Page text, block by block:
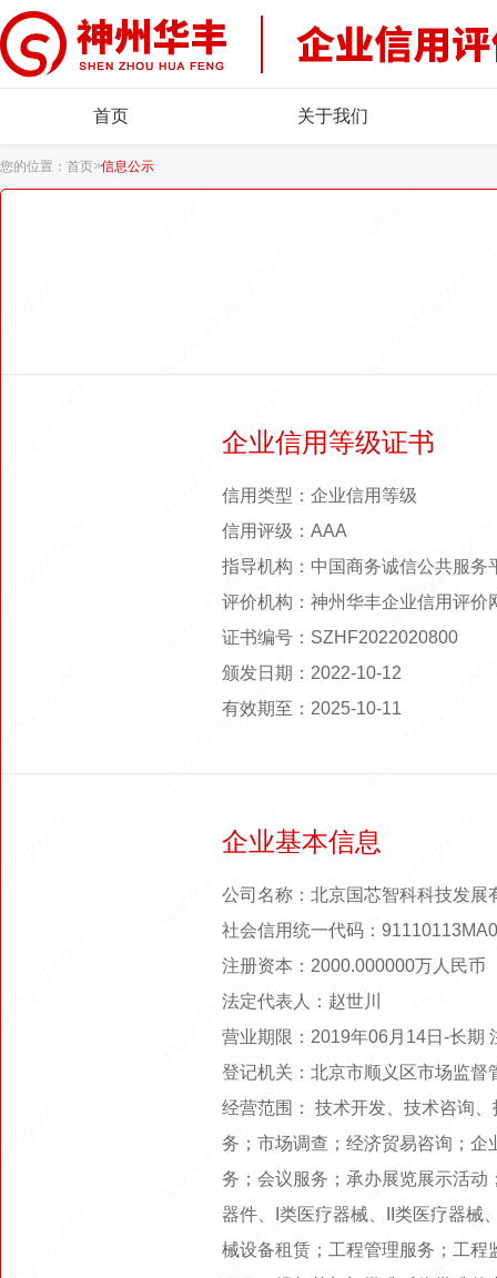
首页 关于我们
您的位置： 首页>信息公示
企业信用等级证书
信用类型：企业信用等级
信用评级：AAA
指导机构：中国商务诚信公共服务
评价机构：神州华丰企业信用评价
证书编号：SZHF2022020800
颁发日期：2022-10-12
有效期至：2025-10-11
企业基本信息
公司名称：北京国芯智科科技发展
社会信用统一代码：
注册资本：2000.000000万人民币
法定代表人：赵世川
营业期限：2019年06月14日-长期
登记机关：北京市顺义区市场监督
经营范围： 技术开发、技术咨询
务；市场调查；经济贸易咨询；
务；会议服务；承办展览展示活
器件、I类医疗器械、II类医疗器械
械设备租赁；工程管理服务；工